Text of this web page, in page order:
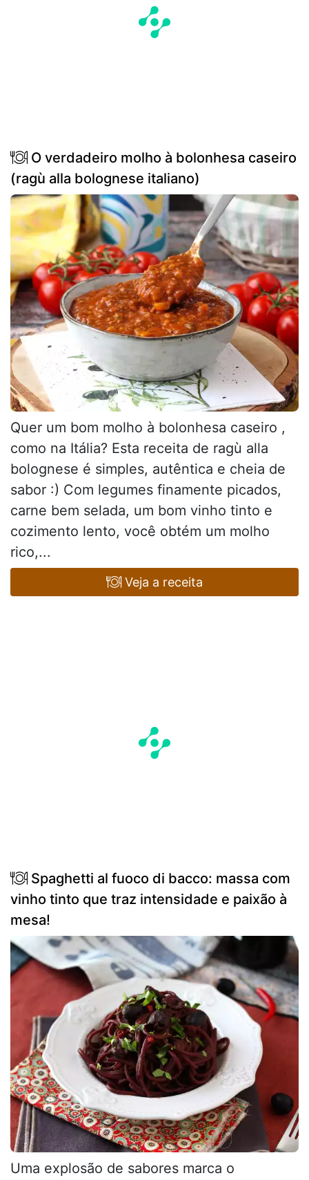
O verdadeiro molho à bolonhesa caseiro
(ragù alla bolognese italiano)
Quer um bom molho à bolonhesa caseiro ,
como na Itália? Esta receita de ragù alla
bolognese é simples, autêntica e cheia de
sabor :) Com legumes finamente picados,
carne bem selada, um bom vinho tinto e
cozimento lento, você obtém um molho
rico,...
Veja a receita
Spaghetti al fuoco di bacco: massa com
vinho tinto que traz intensidade e paixão à
mesa!
Uma explosão de sabores marca o